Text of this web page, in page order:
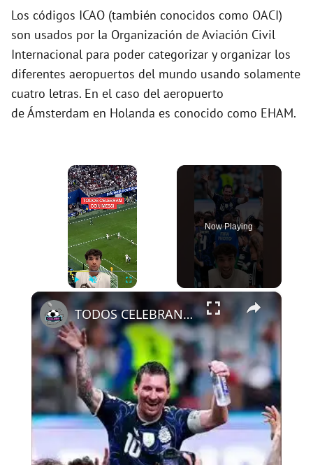
Los códigos ICAO (también conocidos como OACI)
son usados por la Organización de Aviación Civil
Internacional para poder categorizar y organizar los
diferentes aeropuertos del mundo usando solamente
cuatro letras. En el caso del aeropuerto
de Ámsterdam en Holanda es conocido como EHAM.
×
Now Playing
×
TODOS CELEBRAN CON MESSI